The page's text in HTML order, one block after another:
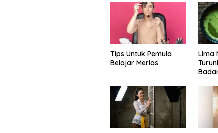
Tips Untuk Pemula
Belajar Merias
Lima